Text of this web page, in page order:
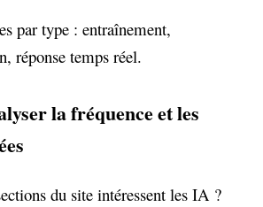
par type : entraînement,
réponse temps réel.
la fréquence et les
du site intéressent les IA ?